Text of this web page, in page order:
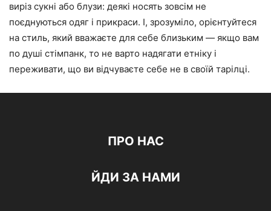
виріз сукні або блузи: деякі носять зовсім не
поєднуються одяг і прикраси. І, зрозуміло, орієнтуйтеся
на стиль, який вважаєте для себе близьким — якщо вам
по душі стімпанк, то не варто надягати етніку і
переживати, що ви відчуваєте себе не в своїй тарілці.
ПРО НАС
ЙДИ ЗА НАМИ